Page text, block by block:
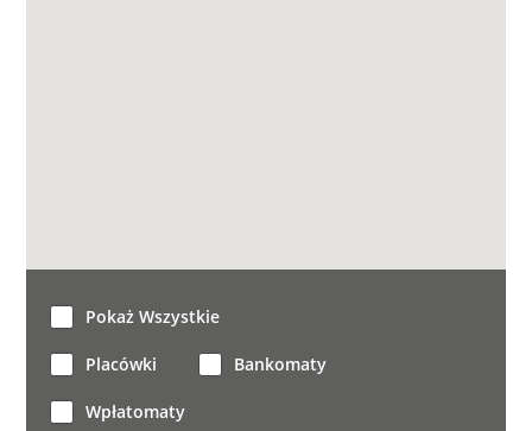
Pokaż Wszystkie
Placówki Bankomaty
Wpłatomaty